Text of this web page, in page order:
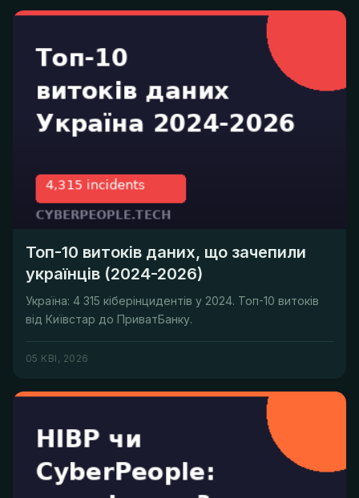
Топ-10 витоків даних, що зачепили
українців (2024-2026)
Україна: 4 315 кіберінцидентів у 2024. Топ-10 витоків
від Київстар до ПриватБанку.
05 КВІ, 2026